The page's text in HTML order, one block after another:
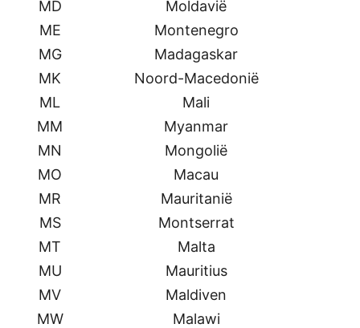
MD
Moldavië
ME
Montenegro
MG
Madagaskar
MK
Noord-Macedonië
ML
Mali
MM
Myanmar
MN
Mongolië
MO
Macau
MR
Mauritanië
MS
Montserrat
MT
Malta
MU
Mauritius
MV
Maldiven
MW
Malawi